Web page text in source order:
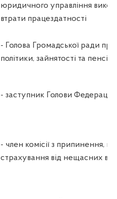
юридичного управління
втрати працездатності
- Голова Громадської ради
політики,зайнятості та
- заступник Голови Федерації
- член комісії з припинення,
страхування від нещасних